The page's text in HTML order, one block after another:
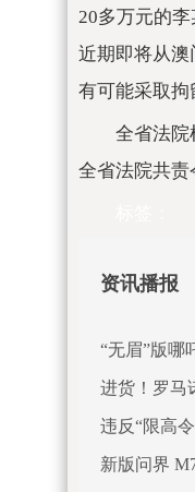
20多万元的
近期即将从
有可能采取拘
全省法院
全省法院共责
资讯播报
“无眉”版哪
进货！罗马
违反“限高
新版问界